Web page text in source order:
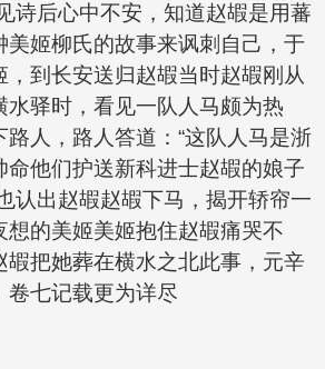
诗后心中不安，知道赵嘏是用蕃
美姬柳氏的故事来讽刺自己，于
，到长安送归赵嘏当时赵嘏刚从
水驿时，看见一队人马颇为热
路人，路人答道：“这队人马是浙
命他们护送新科进士赵嘏的娘子
认出赵嘏赵嘏下马，揭开轿帘一
想的美姬美姬抱住赵嘏痛哭不
嘏把她葬在横水之北此事，元辛
卷七记载更为详尽